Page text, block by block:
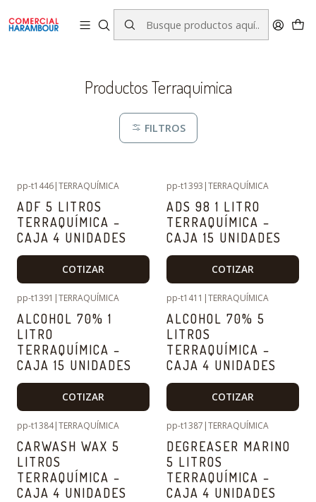
contacto@comercialharambour.cl
Catálogo Productos Terraquimica
Productos Terraquimica
FILTROS
pp-t1446|TERRAQUÍMICA
ADF 5 LITROS
TERRAQUÍMICA –
CAJA 4 UNIDADES
COTIZAR
pp-t1393 |TERRAQUÍMICA
ADS 98 1 LITRO
TERRAQUÍMICA –
CAJA 15 UNIDADES
COTIZAR
pp-t1391 |TERRAQUÍMICA
ALCOHOL 70% 1
LITRO
TERRAQUÍMICA –
CAJA 15 UNIDADES
COTIZAR
pp-t1411 |TERRAQUÍMICA
ALCOHOL 70% 5
LITROS
TERRAQUÍMICA –
CAJA 4 UNIDADES
COTIZAR
pp-t1384|TERRAQUÍMICA
CARWASH WAX 5
LITROS
TERRAQUÍMICA –
CAJA 4 UNIDADES
pp-t1387 |TERRAQUÍMICA
DEGREASER MARINO
5 LITROS
TERRAQUÍMICA –
CAJA 4 UNIDADES